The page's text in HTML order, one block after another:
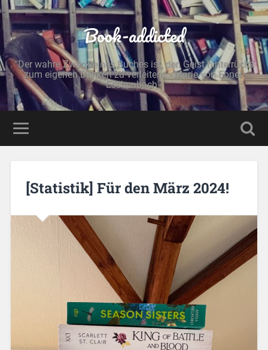
Book-addicted
"Der wahre Zweck eines Buches ist, den Geist hinterrücks
zum eigenen Denken zu verleiten." - Marie von Ebner-
Eschenbach -
[Statistik] Für den März 2024!